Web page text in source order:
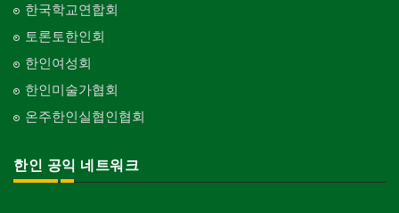
한국학교연합회
토론토한인회
한인여성회
한인미술가협회
온주한인실협인협회
한인 공익 네트워크